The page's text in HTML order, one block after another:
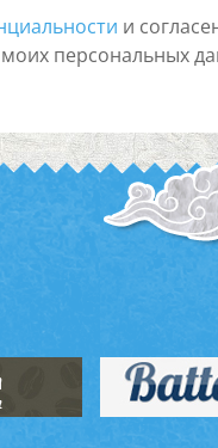
и
персональных